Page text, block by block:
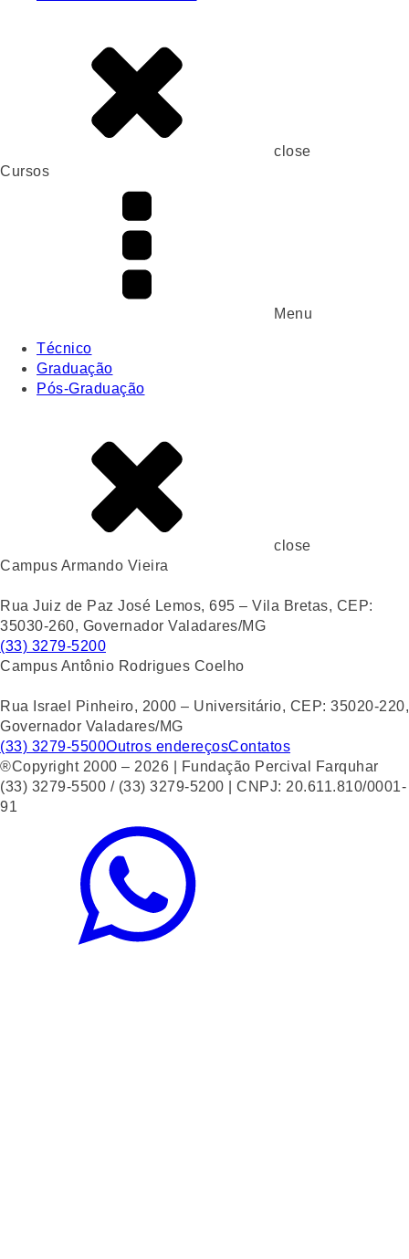
close
Cursos
Menu
Técnico
Graduação
Pós-Graduação
close
Campus Armando Vieira
Rua Juiz de Paz José Lemos, 695 – Vila Bretas, CEP:
35030-260, Governador Valadares/MG
(33) 3279-5200
Campus Antônio Rodrigues Coelho
Rua Israel Pinheiro, 2000 – Universitário, CEP: 35020-220,
Governador Valadares/MG
(33) 3279-5500Outros endereçosContatos
®Copyright 2000 – 2026 | Fundação Percival Farquhar
(33) 3279-5500 / (33) 3279-5200 | CNPJ: 20.611.810/0001-
91